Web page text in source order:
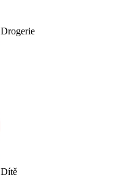
Drogerie
Dítě